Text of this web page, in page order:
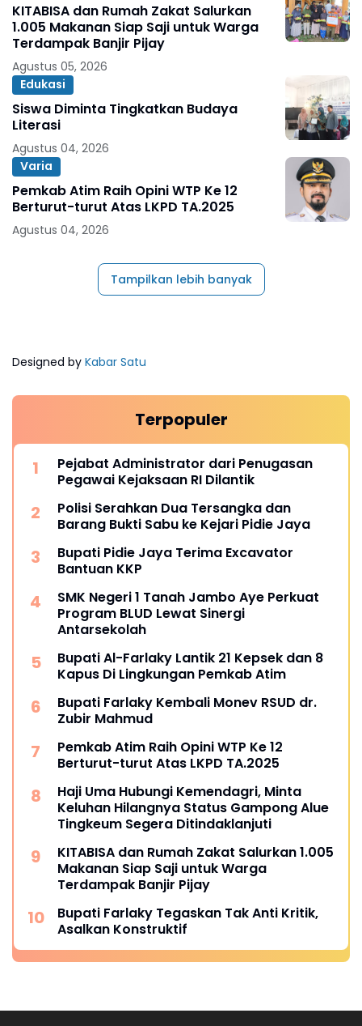
KITABISA dan Rumah Zakat Salurkan
1.005 Makanan Siap Saji untuk Warga
Terdampak Banjir Pijay
Agustus 05, 2026
Edukasi
Siswa Diminta Tingkatkan Budaya
Literasi
Agustus 04, 2026
Varia
Pemkab Atim Raih Opini WTP Ke 12
Berturut-turut Atas LKPD TA.2025
Agustus 04, 2026
Tampilkan lebih banyak
Designed by Kabar Satu
Terpopuler
Pejabat Administrator dari Penugasan
Pegawai Kejaksaan RI Dilantik
Polisi Serahkan Dua Tersangka dan
Barang Bukti Sabu ke Kejari Pidie Jaya
Bupati Pidie Jaya Terima Excavator
Bantuan KKP
SMK Negeri 1 Tanah Jambo Aye Perkuat
Program BLUD Lewat Sinergi
Antarsekolah
Bupati Al-Farlaky Lantik 21 Kepsek dan 8
Kapus Di Lingkungan Pemkab Atim
Bupati Farlaky Kembali Monev RSUD dr.
Zubir Mahmud
Pemkab Atim Raih Opini WTP Ke 12
Berturut-turut Atas LKPD TA.2025
Haji Uma Hubungi Kemendagri, Minta
Keluhan Hilangnya Status Gampong Alue
Tingkeum Segera Ditindaklanjuti
KITABISA dan Rumah Zakat Salurkan 1.005
Makanan Siap Saji untuk Warga
Terdampak Banjir Pijay
Bupati Farlaky Tegaskan Tak Anti Kritik,
Asalkan Konstruktif